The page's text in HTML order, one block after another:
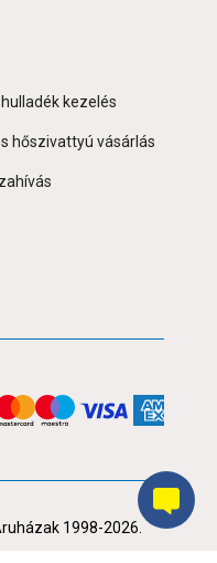
kezelés
hőszivattyú vásárlás
1998-2026.